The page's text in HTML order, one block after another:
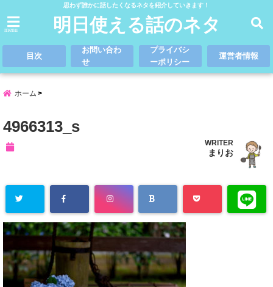
思わず誰かに話したくなるネタを紹介していきます！
menu 明日使える話のネタ
目次
お問い合わ
せ
プライバシ
ーポリシー
運営者情報
ホーム
4966313_s
WRITER
まりお